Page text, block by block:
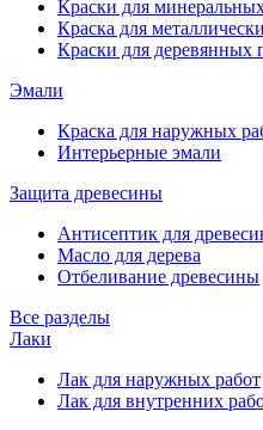
Краски для
Краска для
Краски для деревянных
Эмали
Краска для наружных
Интерьерные эмали
Защита древесины
Антисептик для
Масло для дерева
Отбеливание древесины
Все разделы
Лаки
Лак для наружных работ
Лак для внутренних